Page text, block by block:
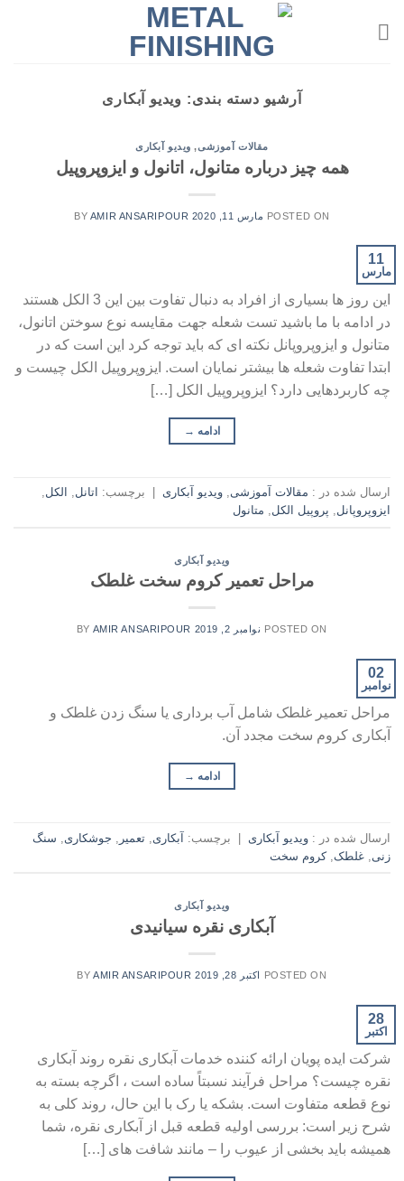
آرشیو دسته بندی: ویدیو آبکاری
مقالات آموزشی, ویدیو آبکاری
همه چیز درباره متانول، اتانول و ایزوپروپیل
POSTED ON مارس 11, 2020 BY AMIR ANSARIPOUR
11
مارس
این روز ها بسیاری از افراد به دنبال تفاوت بین این 3 الکل هستند
در ادامه با ما باشید تست شعله جهت مقایسه نوع سوختن اتانول،
متانول و ایزوپروپانل نکته ای که باید توجه کرد این است که در
ابتدا تفاوت شعله ها بیشتر نمایان است. ایزوپروپیل الکل چیست و
چه کاربردهایی دارد؟ ایزوپروپیل الکل […]
ادامه →
ارسال شده در : مقالات آموزشی ویدیو آبکاری برچسب: اتانل الکل
ایزوپروپانل
پروپیل الکل متانول
ویدیو آبکاری
مراحل تعمیر کروم سخت غلطک
POSTED ON نوامبر 2, 2019 BY AMIR ANSARIPOUR
02
نوامبر
مراحل تعمیر غلطک شامل آب برداری یا سنگ زدن غلطک و
آبکاری کروم سخت مجدد آن.
ادامه →
ارسال شده در : ویدیو آبکاری | برچسب: آبکاری تعمیر جوشکاری
سنگ
زنی غلطک ,کروم سخت
ویدیو آبکاری
آبکاری نقره سیانیدی
POSTED ON اکتبر 28, 2019 BYAMIR ANSARIPOUR
28
اکتبر
شرکت ایده پویان ارائه کننده خدمات آبکاری نقره روند آبکاری
نقره چیست؟ مراحل فرآیند نسبتاً ساده است ، اگرچه بسته به
نوع قطعه متفاوت است. بشکه یا رک با این حال، روند کلی به
شرح زیر است: بررسی اولیه قطعه قبل از آبکاری نقره، شما
همیشه باید بخشی از عیوب را – مانند شافت های […]